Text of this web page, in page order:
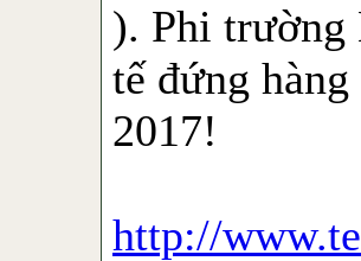
). Phi trường
tế đứng
2017!
http://